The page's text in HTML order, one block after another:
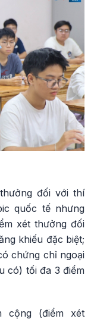
đối với thí
quốc tế nhưng
xét thưởng đối
khiếu đặc biệt;
chứng chỉ ngoại
có) tối đa 3 điểm
cộng (điểm xét